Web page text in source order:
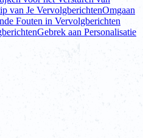
van Je VervolgberichtenOmgaan
Fouten in Vervolgberichten
Gebrek aan Personalisatie